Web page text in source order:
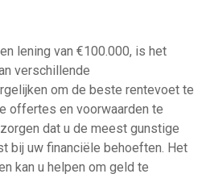
lening van €100.000, is het
verschillende
om de beste rentevoet te
offertes en voorwaarden te
dat u de meest gunstige
bij uw financiële behoeften. Het
kan u helpen om geld te